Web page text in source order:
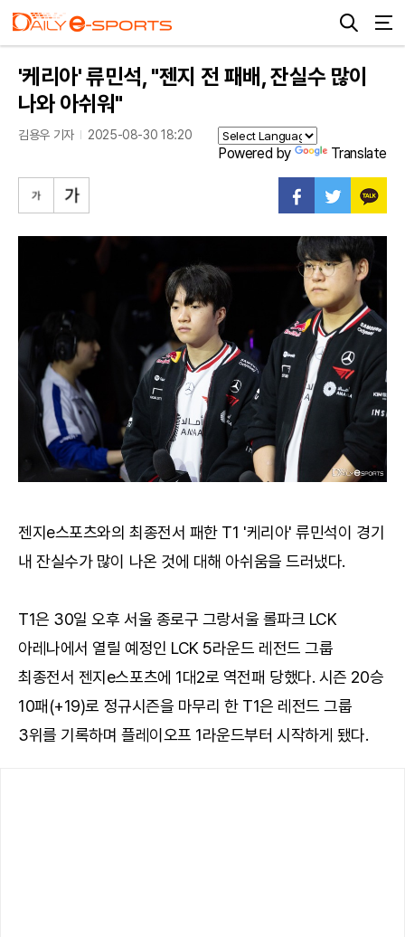
'케리아' 류민석, "젠지 전 패배, 잔실수 많이
나와 아쉬워"
김용우 기자 2025-08-30 18:20
Powered by Translate
젠지e스포츠와의 최종전서 패한 T1 '케리아' 류민석이 경기
내 잔실수가 많이 나온 것에 대해 아쉬움을 드러냈다.
T1은 30일 오후 서울 종로구 그랑서울 롤파크 LCK
아레나에서 열릴 예정인 LCK 5라운드 레전드 그룹
최종전서 젠지e스포츠에 1대2로 역전패 당했다. 시즌 20승
10패(+19)로 정규시즌을 마무리 한 T1은 레전드 그룹
3위를 기록하며 플레이오프 1라운드부터 시작하게 됐다.